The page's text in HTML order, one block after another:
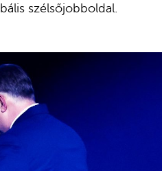
szélsőjobboldal.